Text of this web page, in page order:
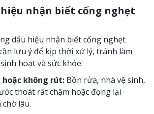
nhận biết cống nghẹt
dấu hiệu nhận biết cống nghẹt
lưu ý để kịp thời xử lý, tránh làm
hoạt và sức khỏe:
không rút: Bồn rửa, nhà vệ sinh,
thoát rất chậm hoặc đọng lại
lâu.